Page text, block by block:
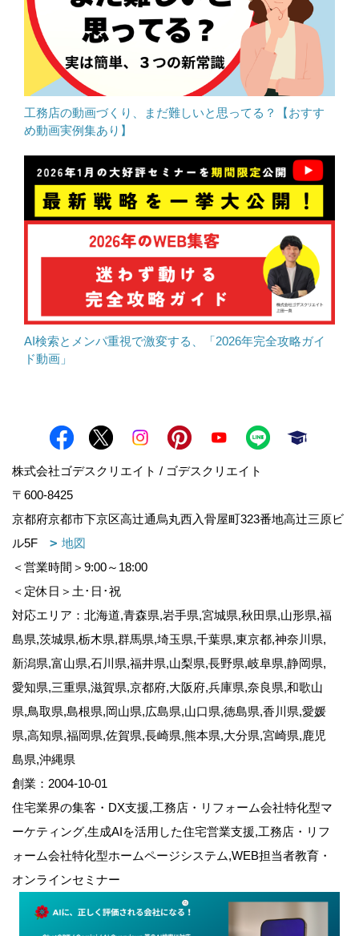
工務店の動画づくり、まだ難しいと思ってる？【おすす
め動画実例集あり】
AI検索とメンパ重視で激変する、「2026年完全攻略ガイ
ド動画」
株式会社ゴデスクリエイト / ゴデスクリエイト
〒600-8425
京都府京都市下京区高辻通烏丸西入骨屋町323番地高辻三原ビ
ル5F
地図
＜営業時間＞9:00～18:00
＜定休日＞土･日･祝
対応エリア：北海道,青森県,岩手県,宮城県,秋田県,山形県,福
島県,茨城県,栃木県,群馬県,埼玉県,千葉県,東京都,神奈川県,
新潟県,富山県,石川県,福井県,山梨県,長野県,岐阜県,静岡県,
愛知県,三重県,滋賀県,京都府,大阪府,兵庫県,奈良県,和歌山
県,鳥取県,島根県,岡山県,広島県,山口県,徳島県,香川県,愛媛
県,高知県,福岡県,佐賀県,長崎県,熊本県,大分県,宮崎県,鹿児
島県,沖縄県
創業：2004-10-01
住宅業界の集客・DX支援,工務店・リフォーム会社特化型マ
ーケティング,生成AIを活用した住宅営業支援,工務店・リフ
ォーム会社特化型ホームページシステム,WEB担当者教育・
オンラインセミナー